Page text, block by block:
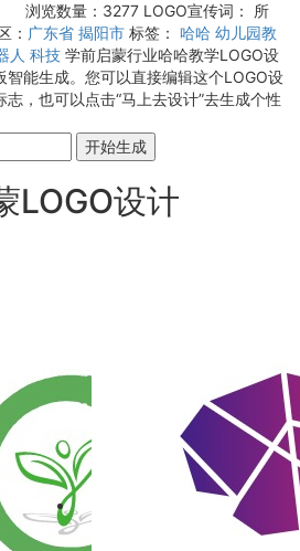
浏览数量：3277 LOGO宣传词：
所
： 广东省 揭阳市 标签： 哈哈 幼儿园教
人 科技 学前启蒙行业哈哈教学LOGO设
智能生成。您可以直接编辑这个LOGO设
，也可以点击“马上去设计”去生成个性
开始生成
LOGO设计